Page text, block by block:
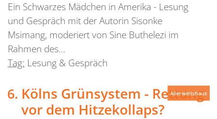
Ein Schwarzes Mädchen in Amerika - Lesung
und Gespräch mit der Autorin Sisonke
Msimang, moderiert von Sine Buthelezi im
Rahmen des…
Tag: Lesung & Gespräch
Kölns Grünsystem - Rettung
vor dem Hitzekollaps?
Allerweltshaus